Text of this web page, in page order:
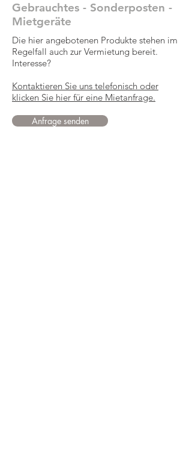
Gebrauchtes - Sonderposten -
Mietgeräte
Die hier angebotenen Produkte stehen im
Regelfall auch zur Vermietung bereit.
Interesse?
Kontaktieren Sie uns telefonisch oder
klicken Sie hier für eine Mietanfrage.
Anfrage senden